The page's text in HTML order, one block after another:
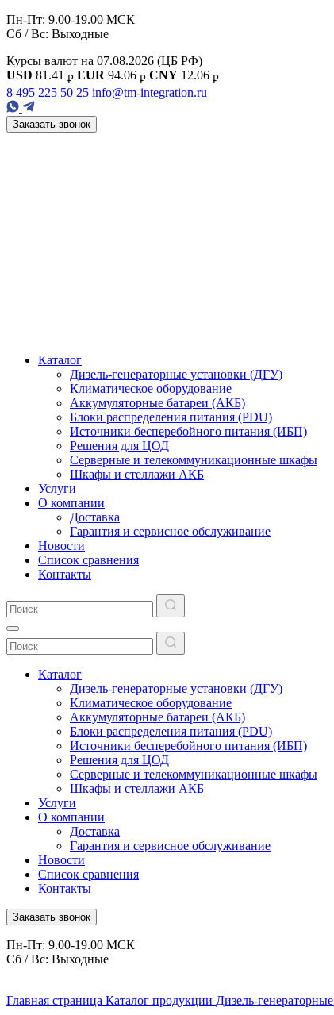
Пн-Пт: 9.00-19.00 МСК
Сб / Вс: Выходные
Курсы валют на 07.08.2026 (ЦБ РФ)
USD 81.41 ₽ EUR 94.06 ₽ CNY 12.06 ₽
8 495 225 50 25 info@tm-integration.ru
Заказать звонок
Каталог
Дизель-генераторные установки (ДГУ)
Климатическое оборудование
Аккумуляторные батареи (АКБ)
Блоки распределения питания (PDU)
Источники бесперебойного питания (ИБП)
Решения для ЦОД
Серверные и телекоммуникационные шкафы
Шкафы и стеллажи АКБ
Услуги
О компании
Доставка
Гарантия и сервисное обслуживание
Новости
Список сравнения
Контакты
Каталог
Дизель-генераторные установки (ДГУ)
Климатическое оборудование
Аккумуляторные батареи (АКБ)
Блоки распределения питания (PDU)
Источники бесперебойного питания (ИБП)
Решения для ЦОД
Серверные и телекоммуникационные шкафы
Шкафы и стеллажи АКБ
Услуги
О компании
Доставка
Гарантия и сервисное обслуживание
Новости
Список сравнения
Контакты
Заказать звонок
Пн-Пт: 9.00-19.00 МСК
Сб / Вс: Выходные
Главная страница Каталог продукции Дизель-